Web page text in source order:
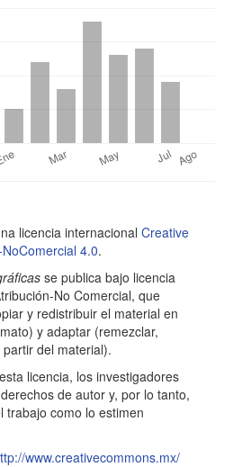
licencia internacional Creative
4.0.
se publica bajo licencia
No Comercial, que
y redistribuir el material en
y adaptar (remezclar,
del material).
licencia, los investigadores
de autor y, por lo tanto,
trabajo como lo estimen
www.creativecommons.mx/